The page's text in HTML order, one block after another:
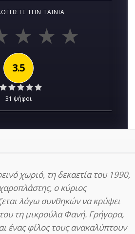
ΤΗΝ ΤΑΙΝΊΑ
3.5
31 ψήφοι
χωριό, τη δεκαετία του 1990,
ο κύριος
λόγω συνθηκών να κρύψει
τη μικρούλα Φανή. Γρήγορα,
ένας φίλος τους ανακαλύπτουν